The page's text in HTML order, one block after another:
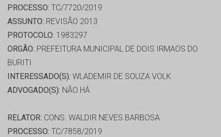
PROCESSO: TC/7720/2019
ASSUNTO: REVISÃO 2013
PROTOCOLO: 1983297
ORGÃO: PREFEITURA MUNICIPAL DE DOIS IRMAOS DO
BURITI
INTERESSADO(S): WLADEMIR DE SOUZA VOLK
ADVOGADO(S): NÃO HÁ
RELATOR: CONS. WALDIR NEVES BARBOSA
PROCESSO: TC/7858/2019